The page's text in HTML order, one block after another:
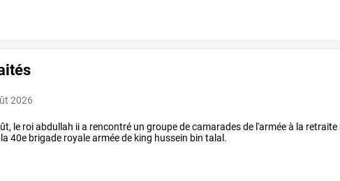
2026
le roi abdullah ii a rencontré un groupe de camarades de l'armée à la retraite
40e brigade royale armée de king hussein bin talal.